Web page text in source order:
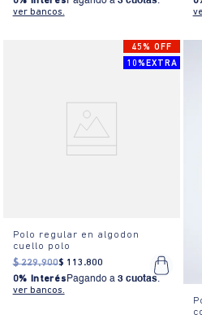
ver bancos.
45% OFF
10%EXTRA
Polo regular en algodon
cuello polo
$ 229.900$ 113 .800
0% Interés Pagando a 3 cuotas.
ver bancos.